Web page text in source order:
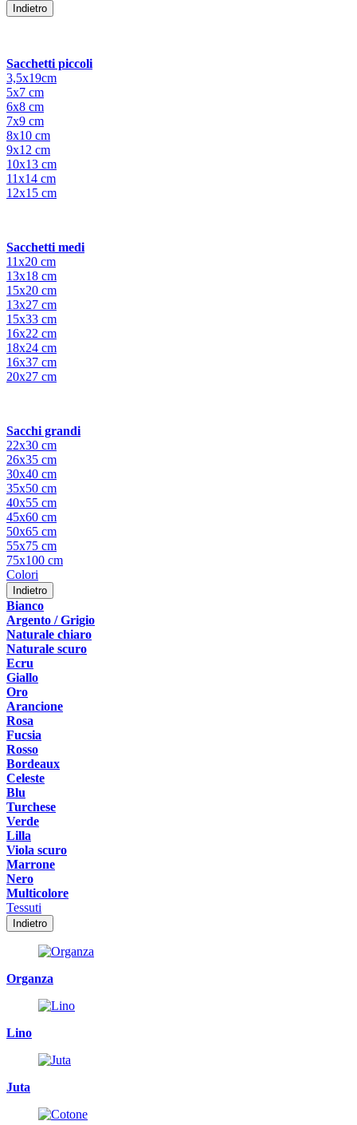
Indietro
Sacchetti piccoli
3,5x19cm
5x7 cm
6x8 cm
7x9 cm
8x10 cm
9x12 cm
10x13 cm
11x14 cm
12x15 cm
Sacchetti medi
11x20 cm
13x18 cm
15x20 cm
13x27 cm
15x33 cm
16x22 cm
18x24 cm
16x37 cm
20x27 cm
Sacchi grandi
22x30 cm
26x35 cm
30x40 cm
35x50 cm
40x55 cm
45x60 cm
50x65 cm
55x75 cm
75x100 cm
Colori
Indietro
Bianco
Argento / Grigio
Naturale chiaro
Naturale scuro
Ecru
Giallo
Oro
Arancione
Rosa
Fucsia
Rosso
Bordeaux
Celeste
Blu
Turchese
Verde
Lilla
Viola scuro
Marrone
Nero
Multicolore
Tessuti
Indietro
Organza
Lino
Juta